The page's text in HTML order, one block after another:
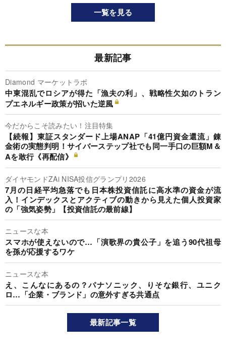
一覧を見る
最新記事
Diamond マーケットラボ
中東混乱でロシアが得た「漁夫の利」、戦略性欠如のトラン
プエネルギー政策が招いた逆風
今だからこそ読みたい！注目特集
【続報】東証スタンダード上場ANAP「41億円資金還流」錬
金術の実態判明！サイバーステップ社でも同一手口の巨額M＆
Aを敢行《再配信》
ダイヤモンドZAi NISA投信グランプリ2026
7月の日経平均急落でも日本株投資信託に高水準の資金が流
入！インデックスとアクティブの動きから見えた個人投資家
の「強気姿勢」【投資信託の最前線】
ニュースな本
スマホが使えないので…「演歌界の貴公子」を追う90代祖母
を孫が応援するワケ
ニュースな本
え、こんなにあるの？パナソニック、りそな銀行、ユニク
ロ…「企業・ブランド」の意外すぎる共通点
最新記事一覧